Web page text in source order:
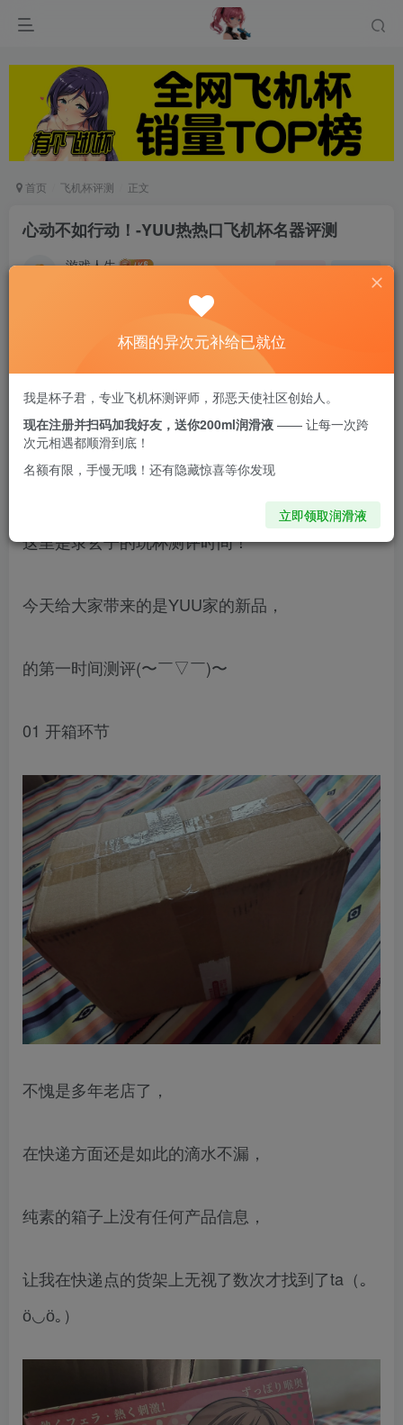
首页 飞机杯评测 正文
心动不如行动！-YUU热热口飞机杯名器评测
游戏人生
对得起这个价格，对得起这个定位，一款合格的产
品，但是在续航上还有进步的空间，总体上也没做
特别额外出彩的点，但是绝对值得一玩哦*罒▽罒*
(≧∇≦)/大家好，
这里是录玄子的玩杯测评时间！
今天给大家带来的是YUU家的新品，
的第一时间测评(〜￣▽￣)〜
01 开箱环节
不愧是多年老店了，
在快递方面还是如此的滴水不漏，
纯素的箱子上没有任何产品信息，
让我在快递点的货架上无视了数次才找到了ta（｡
ӧ◡ӧ｡）
杯圈的异次元补给已就位
我是杯子君，专业飞机杯测评师，邪恶天使社区创始人。
现在注册并扫码加我好友，送你200ml润滑液 —— 让每一次跨
次元相遇都顺滑到底！
名额有限，手慢无哦！还有隐藏惊喜等你发现
立即领取润滑液